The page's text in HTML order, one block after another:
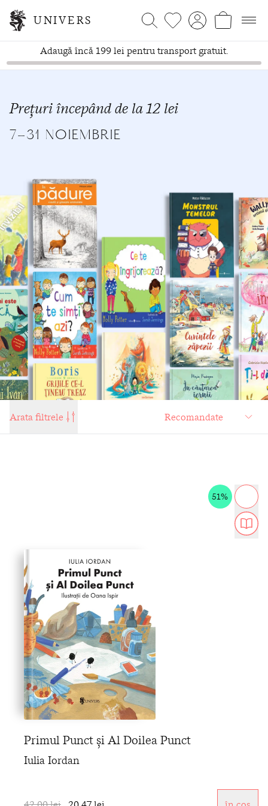
UNIVERS
Adaugă încă 199 lei pentru transport gratuit.
Prețuri începând de la 12 lei
7-31 NOIEMBRIE
Arata filtrele
51%
Primul Punct și Al Doilea Punct
Iulia Iordan